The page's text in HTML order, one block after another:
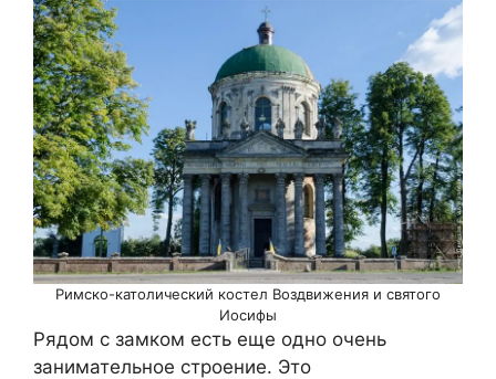
Римско-католический костел Воздвижения и святого
Иосифы
Рядом с замком есть еще одно очень
занимательное строение. Это